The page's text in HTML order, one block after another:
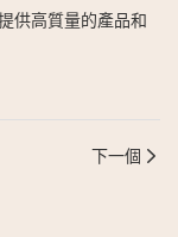
供高質量的產品和
下一個